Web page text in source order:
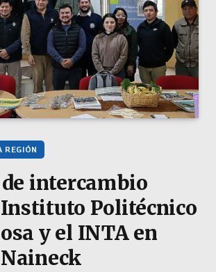
REGIÓN
de intercambio
Politécnico
y el INTA en